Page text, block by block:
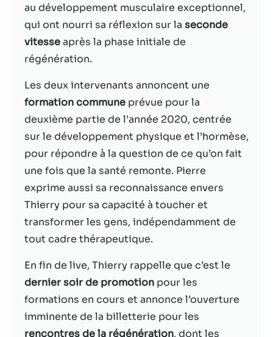
au développement musculaire exceptionnel,
qui ont nourri sa réflexion sur la seconde
vitesseaprès la phase initiale de
régénération.
Les deux intervenants annoncent une
formation commune prévue pour la
deuxième partie de l’année 2020, centrée
sur le développement physique et l’hormèse,
pour répondre à la question de ce qu’on fait
une fois que la santé remonte. Pierre
exprime aussi sa reconnaissance envers
Thierry pour sa capacité à toucher et
transformer les gens, indépendamment de
tout cadre thérapeutique.
En fin de live, Thierry rappelle que c’est le
dernier soir de promotion pour les
formations en cours et annonce l’ouverture
imminente de la billetterie pour les
rencontres de la régénération, dont les
en fonction
de la façon
dont le site
Web est
Experience
Afin que notre
site Web
fonctionne
aussi bien que
possible lors
de votre visite.
Si vous refusez
ces cookies,
certaines
fonctionnalités
Marketing
En partageant
votre intérêt et